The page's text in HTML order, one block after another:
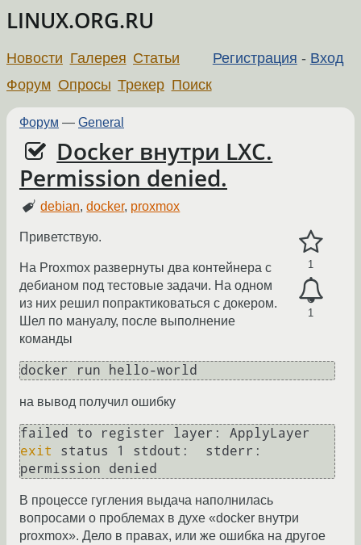
LINUX.ORG.RU
Регистрация - Вход
Новости Галерея Статьи
Форум Опросы Трекер Поиск
Форум — General
Docker внутри LXC.
Permission denied.
debian,docker, proxmox
1
1
Приветствую.
На Proxmox развернуты два контейнера c
дебианом под тестовые задачи. На одном
из них решил попрактиковаться с докером.
Шел по мануалу, после выполнение
команды
docker run hello-world
на вывод получил ошибку
exit
status 1 stdout:  stderr:
permission denied
В процессе гугления выдача наполнилась
вопросами о проблемах в духе «docker внутри
proxmox». Дело в правах, или же ошибка на другое